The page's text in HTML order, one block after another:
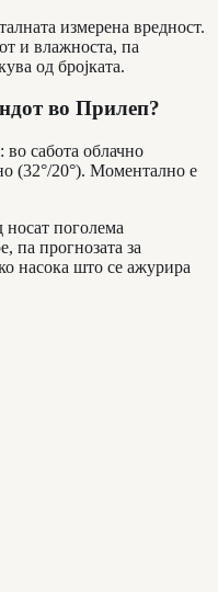
измерена вредност.
и влажноста, па
од бројката.
во Прилеп?
сабота облачно
(32°/20°). Моментално е
носат поголема
па прогнозата за
насока што се ажурира